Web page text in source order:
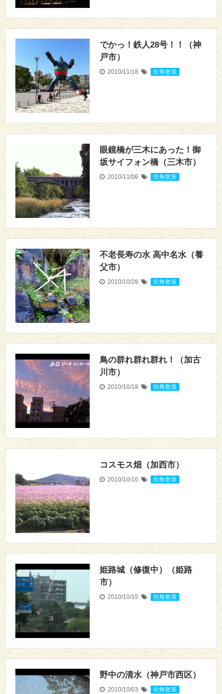
でかっ！鉄人28号！！（神
戸市）
2010/11/18 街角散策
眼鏡橋が三木にあった！御
坂サイフォン橋（三木市）
2010/11/06 街角散策
不老長寿の水 高中名水（養
父市）
2010/10/28 街角散策
鳥の群れ群れ群れ！（加古
川市）
2010/10/18 街角散策
コスモス畑（加西市）
2010/10/16 街角散策
姫路城（修復中）（姫路
市）
2010/10/15 街角散策
野中の清水（神戸市西区）
2010/10/03 街角散策